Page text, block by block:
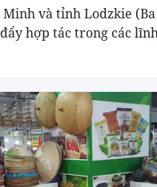
Minh và tỉnh Lodzkie
hợp tác trong các